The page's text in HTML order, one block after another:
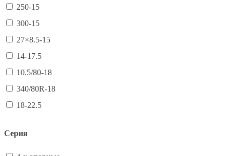
250-15
300-15
27×8.5-15
14-17.5
10.5/80-18
340/80R-18
18-22.5
Серия